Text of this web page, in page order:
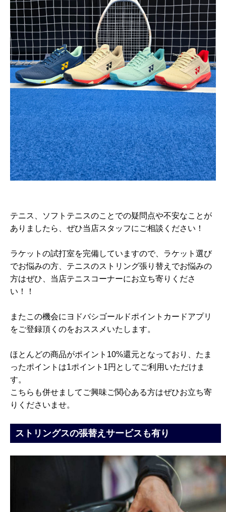
テニス、ソフトテニスのことでの疑問点や不安なことが
ありましたら、ぜひ当店スタッフにご相談ください！
ラケットの試打室を完備していますので、ラケット選び
でお悩みの方、テニスのストリング張り替えでお悩みの
方はぜひ、当店テニスコーナーにお立ち寄りくださ
い！！
またこの機会にヨドバシゴールドポイントカードアプリ
をご登録頂くのをおススメいたします。
ほとんどの商品がポイント10%還元となっており、たま
ったポイントは1ポイント1円としてご利用いただけま
す。
こちらも併せましてご興味ご関心ある方はぜひお立ち寄
りくださいませ。
ストリングスの張替えサービスも有り